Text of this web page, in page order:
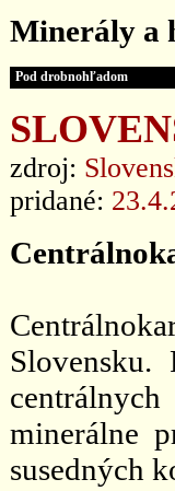
Minerály a
Pod drobnohľadom
zdroj:
pridané:
minerálne
susedných